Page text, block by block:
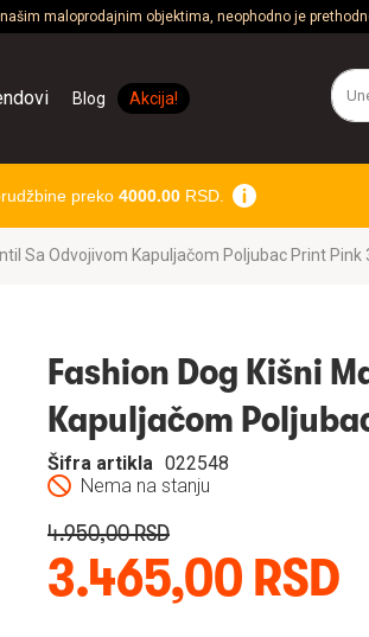
maloprodajnim objektima, neophodno je
Blog Akcija!
preko 4000.00RSD.
Sa Odvojivom Kapuljačom Poljubac Print Pink
Fashion Dog Kišni
Kapuljačom
Nema na stanju
Šifra artikla 022548
3.465,00 RSD
4.950,00 RSD